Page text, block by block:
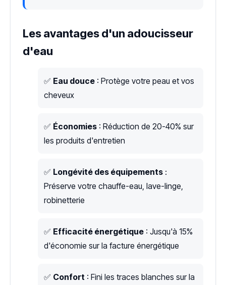
Les avantages d'un adoucisseur
d'eau
✅ Eau douce : Protège votre peau et vos
cheveux
✅ Économies : Réduction de 20-40% sur
les produits d'entretien
✅ Longévité des équipements :
Préserve votre chauffe-eau, lave-linge,
robinetterie
✅ Efficacité énergétique : Jusqu'à 15%
d'économie sur la facture énergétique
✅ Confort : Fini les traces blanches sur la